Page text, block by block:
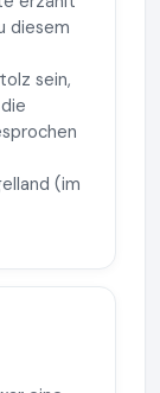
diesem
sein,
(im